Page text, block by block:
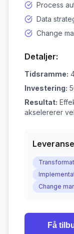
Process
Data
Change
Detaljer:
Tidsramme:
Investering:
Resultat:
akselererer
Change
Få